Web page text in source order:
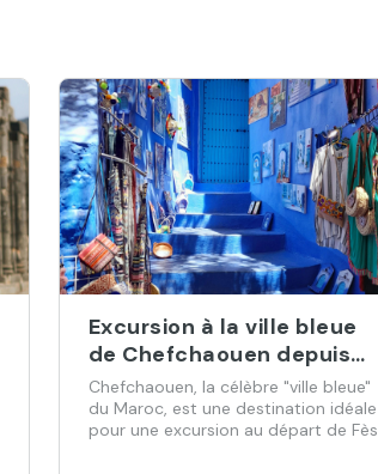
Excursion à la ville bleue
de Chefchaouen depuis
Fès
Chefchaouen, la célèbre "ville bleue"
du Maroc, est une destination idéale
pour une excursion au départ de Fès